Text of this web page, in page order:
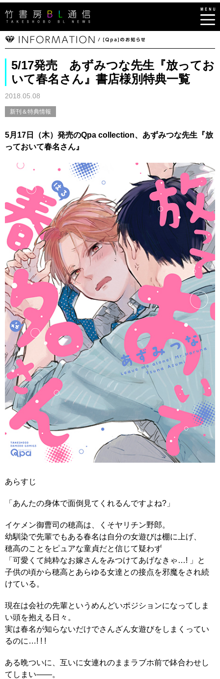
5/17発売 あずみつな先生『放ってお
いて春名さん』書店様別特典一覧
2018.05.08
新刊＆特典情報
5月17日（木）発売のQpa collection、あずみつな先生『放
っておいて春名さん』
あらすじ
「あんたの身体で面倒見てくれるんですよね?」
イケメン御曹司の穂高は、くそヤリチン野郎。
幼馴染で先輩でもある春名は自分の女遊びは棚に上げ、
穂高のことをピュアな童貞だと信じて疑わず
「可愛くて純粋なお嫁さんをみつけてあげなきゃ…! 」と
子供の頃から穂高とあらゆる女達との接点を邪魔をされ続
けている。
現在は会社の先輩というめんどいポジションになってしま
い頭を抱える日々。
実は春名が知らないだけでさんざん女遊びをしまくってい
るのに…! ! !
ある晩ついに、互いに女連れのままラブホ前で鉢合わせし
てしまい――。